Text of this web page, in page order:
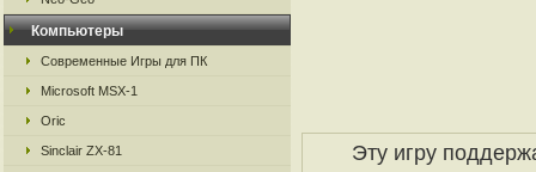
Компьютеры
Современные Игры для ПК
Microsoft MSX-1
Oric
Sinclair ZX-81 Эту игру